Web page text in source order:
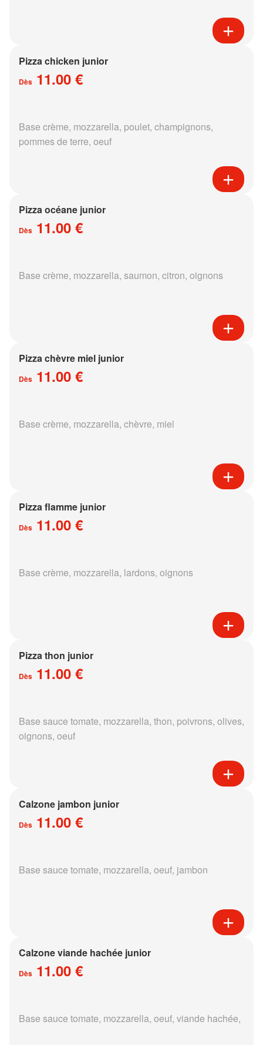
Pizza chicken junior
Dès 11.00 €
Base crème, mozzarella, poulet, champignons,
pommes de terre, oeuf
Pizza océane junior
Dès 11.00 €
Base crème, mozzarella, saumon, citron, oignons
Pizza chèvre miel junior
Dès 11.00 €
Base crème, mozzarella, chèvre, miel
Pizza flamme junior
Dès 11.00 €
Base crème, mozzarella, lardons, oignons
Pizza thon junior
Dès 11.00 €
Base sauce tomate, mozzarella, thon, poivrons, olives,
oignons, oeuf
Calzone jambon junior
Dès 11.00 €
Base sauce tomate, mozzarella, oeuf, jambon
Calzone viande hachée junior
Dès 11.00 €
Base sauce tomate, mozzarella, oeuf, viande hachée,